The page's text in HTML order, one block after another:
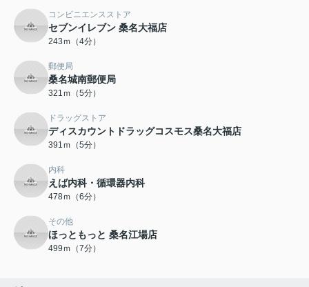
コンビニエンスストア
セブンイレブン 桑名大福店
243ｍ（4分）
郵便局
桑名城南郵便局
321ｍ（5分）
ドラッグストア
ディスカウントドラッグコスモス桑名大福店
391ｍ（5分）
内科
えば内科・循環器内科
478ｍ（6分）
その他
ほっともっと 桑名江場店
499ｍ（7分）